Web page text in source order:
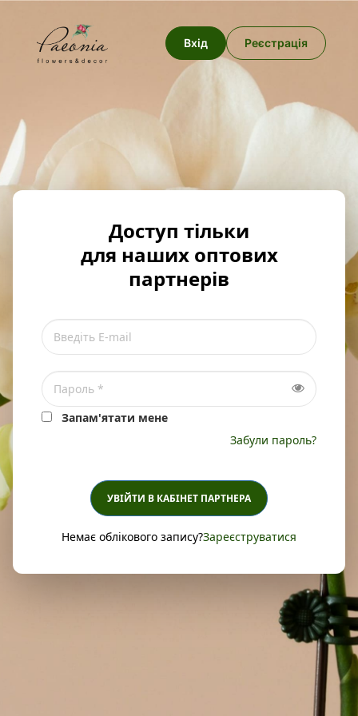
Вхід Реєстрація
Доступ тільки
для наших оптових
партнерів
Запам'ятати мене
Забули пароль?
УВІЙТИ В КАБІНЕТ ПАРТНЕРА
Немає облікового запису?Зареєструватися